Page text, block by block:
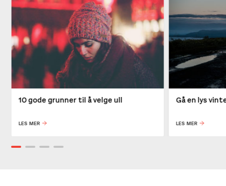
10 gode grunner til å velge ull
LES MER
Gå en lys
LES MER